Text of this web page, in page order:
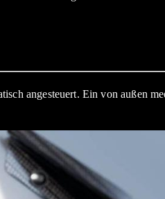
angesteuert. Ein von außen